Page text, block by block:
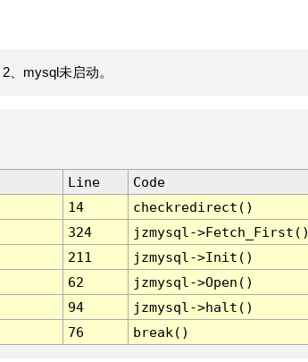
、mysql未启动。
Line
Code
14
checkredirect()
324
jzmysql-
211
jzmysql->Init()
62
jzmysql->Open()
94
jzmysql->halt()
76 break()